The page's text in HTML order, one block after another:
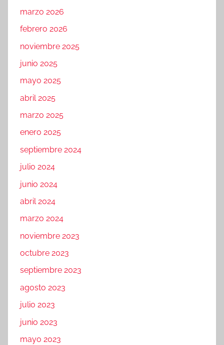
marzo 2026
febrero 2026
noviembre 2025
junio 2025
mayo 2025
abril 2025
marzo 2025
enero 2025
septiembre 2024
julio 2024
junio 2024
abril 2024
marzo 2024
noviembre 2023
octubre 2023
septiembre 2023
agosto 2023
julio 2023
junio 2023
mayo 2023